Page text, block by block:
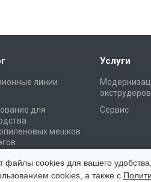
линии
для
мешков
для
переработки
Услуги
экструдеров
Сервис
файлы cookies для вашего
cookies, а также с